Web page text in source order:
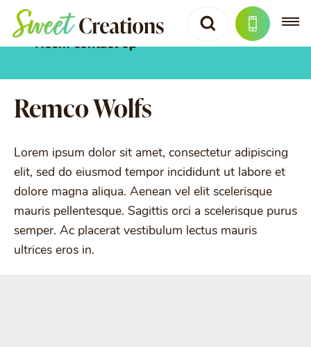
Remco Wolfs
Lorem ipsum dolor sit amet, consectetur adipiscing
elit, sed do eiusmod tempor incididunt ut labore et
dolore magna aliqua. Aenean vel elit scelerisque
mauris pellentesque. Sagittis orci a scelerisque purus
semper. Ac placerat vestibulum lectus mauris
ultrices eros in.
Neem contact op